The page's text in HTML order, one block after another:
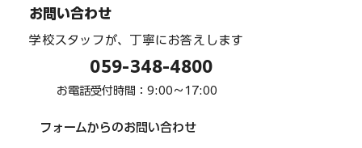
1年生・コレオグラフィー（人文字）
「花」
お問い合わせ
学校スタッフが、丁寧にお答えします
フォームからのお問い合わせ
059-348-4800
お電話受付時間：9:00〜17:00